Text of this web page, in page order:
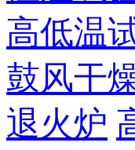
高低温
鼓风干
退火炉